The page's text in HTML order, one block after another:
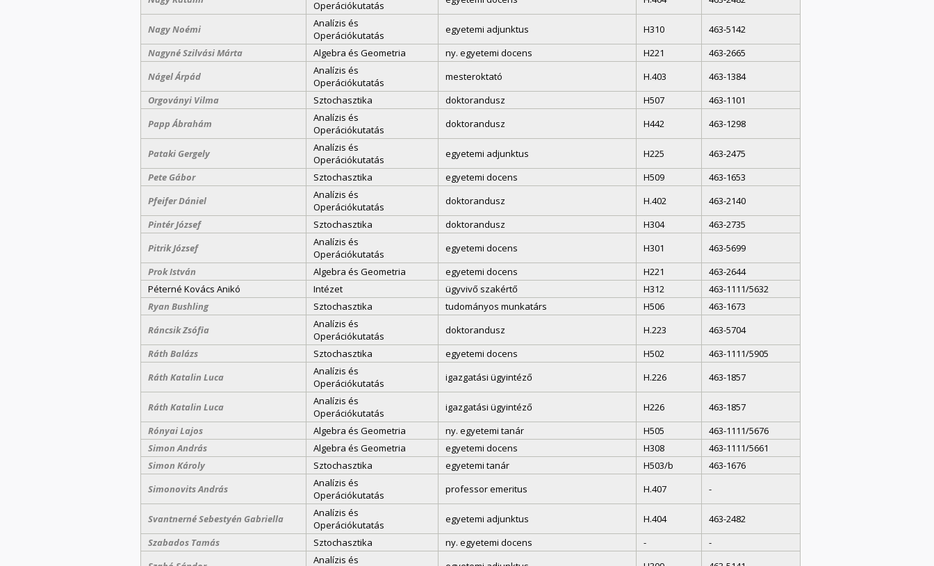
Operációkutatás
Nagy Noémi
Analízis és
Operációkutatás
egyetemi adjunktus H310
463-5142
Nagyné Szilvási Márta
Algebra és Geometria ny. egyetemi docens H221
463-2665
Nágel Árpád
Analízis és
Operációkutatás
mesteroktató H.403
463-1384
Orgoványi Vilma
Sztochasztika doktorandusz H507
463-1101
Papp Ábrahám
Analízis és
Operációkutatás
doktorandusz H442 463-1298
Pataki Gergely
Analízis és
Operációkutatás
egyetemi adjunktus H225
463-2475
Pete Gábor
Sztochasztika egyetemi docens H509
463-1653
Pfeifer Dániel
Analízis és
Operációkutatás
doktorandusz H.402
463-2140
Pintér József
Sztochasztika doktorandusz H304
463-2735
Pitrik József
Analízis és
Operációkutatás
egyetemi docens H301
463-5699
Prok István
Algebra és Geometria egyetemi docens H221
463-2644
Péterné Kovács Anikó
Intézet ügyvivő szakértő H312
463-1111/5632
Ryan Bushling
Sztochasztika tudományos munkatárs H506
463-1673
Ráncsik Zsófia
Analízis és
Operációkutatás
doktorandusz H.223
463-5704
Ráth Balázs
Sztochasztika egyetemi docens H502
463-1111/5905
Ráth Katalin Luca
Analízis és
Operációkutatás
igazgatási ügyintéző H.226 463-1857
Ráth Katalin Luca
Analízis és
Operációkutatás
igazgatási ügyintéző H226
463-1857
Rónyai Lajos
Algebra és Geometria ny. egyetemi tanár H505
463-1111/5676
Simon András
Algebra és Geometria egyetemi docens H308
463-1111/5661
Simon Károly
Sztochasztika egyetemi tanár H503/b
463-1676
Simonovits András
Analízis és
Operációkutatás
professor emeritus H.407 -
Svantnerné Sebestyén Gabriella
Analízis és
Operációkutatás
egyetemi adjunktus H.404
463-2482
Szabados Tamás
Sztochasztika ny. egyetemi docens -
-
Analízis és